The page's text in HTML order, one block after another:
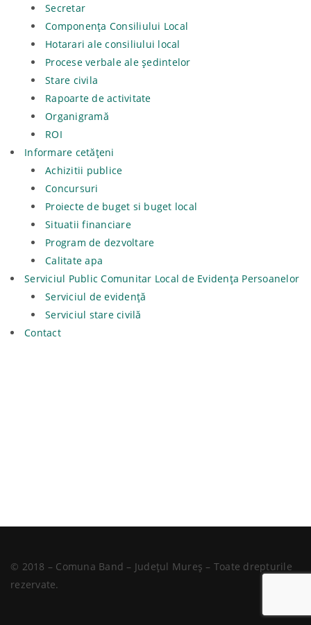
Secretar
Componența Consiliului Local
Hotarari ale consiliului local
Procese verbale ale ședintelor
Stare civila
Rapoarte de activitate
Organigramă
ROI
Informare cetățeni
Achizitii publice
Concursuri
Proiecte de buget si buget local
Situatii financiare
Program de dezvoltare
Calitate apa
Serviciul Public Comunitar Local de Evidența Persoanelor
Serviciul de evidență
Serviciul stare civilă
Contact
© 2018 – Comuna Band – Județul Mureș – Toate drepturile
rezervate.